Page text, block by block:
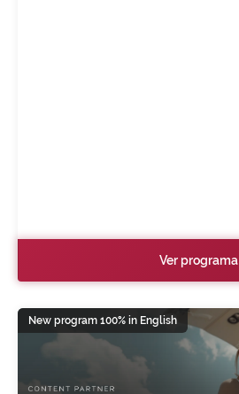
Ver programa
New program 100% in English